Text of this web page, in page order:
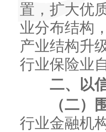
置，扩大优
业分布结构
产业结构升
行业保险业
二、以
（二）
行业金融机